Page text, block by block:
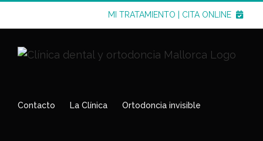
MI TRATAMIENTO CITA ONLINE
Contacto La Clínica Ortodoncia invisible